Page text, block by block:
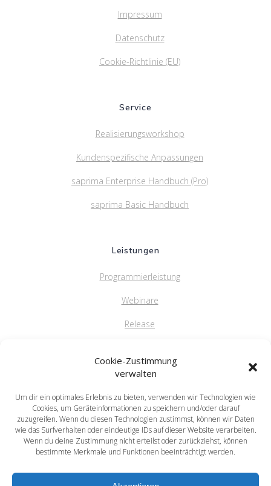
Cookie-Zustimmung
verwalten
Um dir ein optimales Erlebnis zu bieten, verwenden wir Technologien wie
Cookies, um Geräteinformationen zu speichern und/oder darauf
zuzugreifen. Wenn du diesen Technologien zustimmst, können wir Daten
wie das Surfverhalten oder eindeutige IDs auf dieser Website verarbeiten.
Wenn du deine Zustimmung nicht erteilst oder zurückziehst, können
bestimmte Merkmale und Funktionen beeinträchtigt werden.
Impressum
Datenschutz
Cookie-Richtlinie (EU)
Service
Realisierungsworkshop
Kundenspezifische Anpassungen
saprima Enterprise Handbuch (Pro)
saprima Basic Handbuch
Leistungen
Programmierleistung
Webinare
Release
saprima GmbH
Salvatorstr. 5
84051 Essenbach
Tel: +49 871 / 20216622